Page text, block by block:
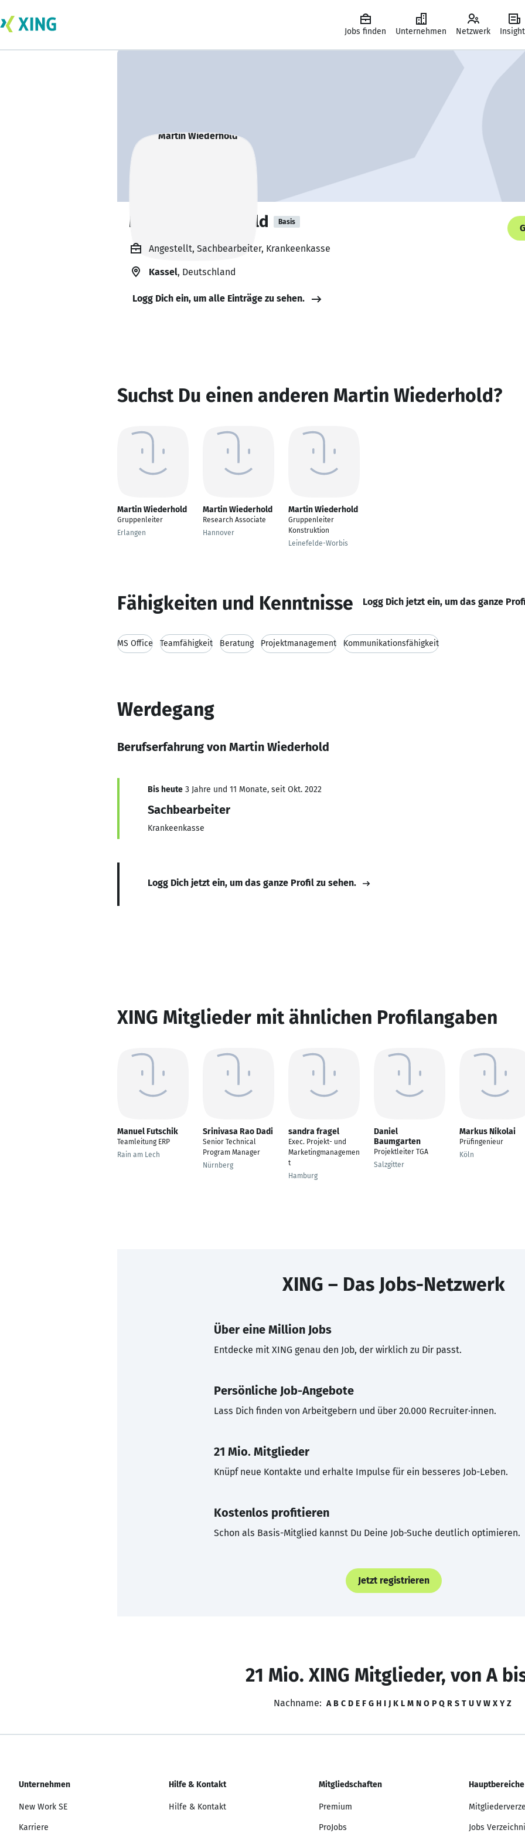
Jobs finden Unternehmen Netzwerk
Martin Wiederhold Basis
Angestellt, Sachbearbeiter, Krankeenkasse
Kassel, Deutschland
Logg Dich ein, um alle Einträge zu sehen.
Suchst Du einen anderen Martin Wiederhold?
Martin Wiederhold
Gruppenleiter
Erlangen
Martin Wiederhold
Research Associate
Hannover
Martin Wiederhold
Gruppenleiter
Konstruktion
Leinefelde-Worbis
Fähigkeiten und Kenntnisse Logg Dich jetzt ein, um das ganze
MS Office Teamfähigkeit Beratung Projektmanagement Kommunikationsfähigkeit
Werdegang
Berufserfahrung von Martin Wiederhold
Bis heute 3 Jahre und 11 Monate, seit Okt. 2022
Sachbearbeiter
Krankeenkasse
Logg Dich jetzt ein, um das ganze Profil zu sehen.
XING Mitglieder mit ähnlichen Profilangaben
Manuel Futschik
Teamleitung ERP
Rain am Lech
Srinivasa Rao Dadi
Senior Technical
Program Manager
Nürnberg
sandra fragel
Exec. Projekt- und
Marketingmanagemen
t
Hamburg
Daniel
Baumgarten
Projektleiter TGA
Salzgitter
Markus Nikolai
Prüfingenieur
Köln
XING – Das Jobs-Netzwerk
Über eine Million Jobs
Entdecke mit XING genau den Job, der wirklich zu Dir passt.
Persönliche Job-Angebote
Lass Dich finden von Arbeitgebern und über 20.000 Recruiter·innen.
21 Mio. Mitglieder
Knüpf neue Kontakte und erhalte Impulse für ein besseres Job-Leben.
Kostenlos profitieren
Schon als Basis-Mitglied kannst Du Deine Job-Suche deutlich optimieren.
Jetzt registrieren
21 Mio. XING Mitglieder, von A
Nachname: A B C D E F G H I J K L M N O P Q R S T U V W X Y Z
Unternehmen
New Work SE
Karriere
Hilfe & Kontakt
Hilfe & Kontakt
Mitgliedschaften
Premium
ProJobs
Hauptbereiche
Jobs